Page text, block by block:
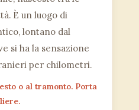
È un luogo di
lontano dal
si ha la sensazione
per chilometri.
o al tramonto. Porta